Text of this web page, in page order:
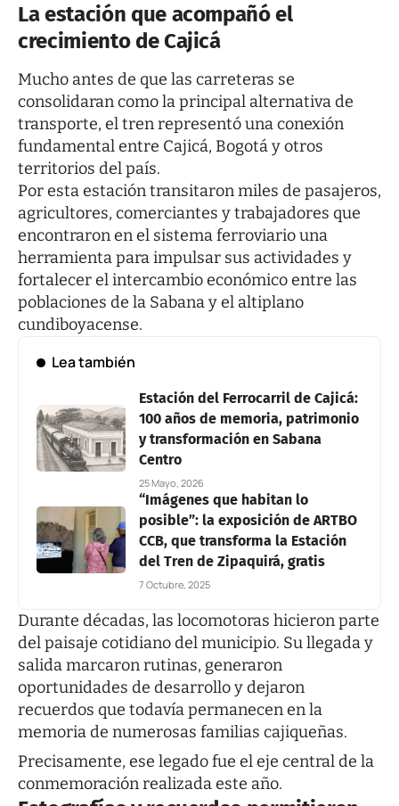
La estación que acompañó el
crecimiento de Cajicá
Mucho antes de que las carreteras se
consolidaran como la principal alternativa de
transporte, el tren representó una conexión
fundamental entre Cajicá, Bogotá y otros
territorios del país.
Por esta estación transitaron miles de pasajeros,
agricultores, comerciantes y trabajadores que
encontraron en el sistema ferroviario una
herramienta para impulsar sus actividades y
fortalecer el intercambio económico entre las
poblaciones de la Sabana y el altiplano
cundiboyacense.
Lea también
Estación del Ferrocarril de Cajicá:
100 años de memoria, patrimonio
y transformación en Sabana
Centro
25 Mayo, 2026
“Imágenes que habitan lo
posible”: la exposición de ARTBO
CCB, que transforma la Estación
del Tren de Zipaquirá, gratis
7 Octubre, 2025
Durante décadas, las locomotoras hicieron parte
del paisaje cotidiano del municipio. Su llegada y
salida marcaron rutinas, generaron
oportunidades de desarrollo y dejaron
recuerdos que todavía permanecen en la
memoria de numerosas familias cajiqueñas.
Precisamente, ese legado fue el eje central de la
conmemoración realizada este año.